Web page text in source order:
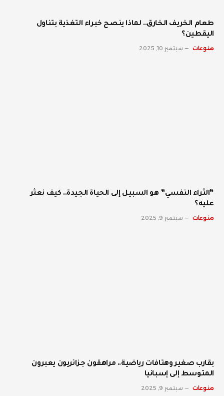
طعام الخريف الخارق.. لماذا ينصح خبراء التغذية بتناول
اليقطين؟
منوعات سبتمبر 10, 2025
“الثراء النفسي” هو السبيل إلى الحياة الجيدة.. كيف نعثر
عليه؟
منوعات سبتمبر 9, 2025
بقارب صغير وهتافات رياضية.. مراهقون جزائريون يعبرون
المتوسط إلى إسبانيا
منوعات سبتمبر 9, 2025